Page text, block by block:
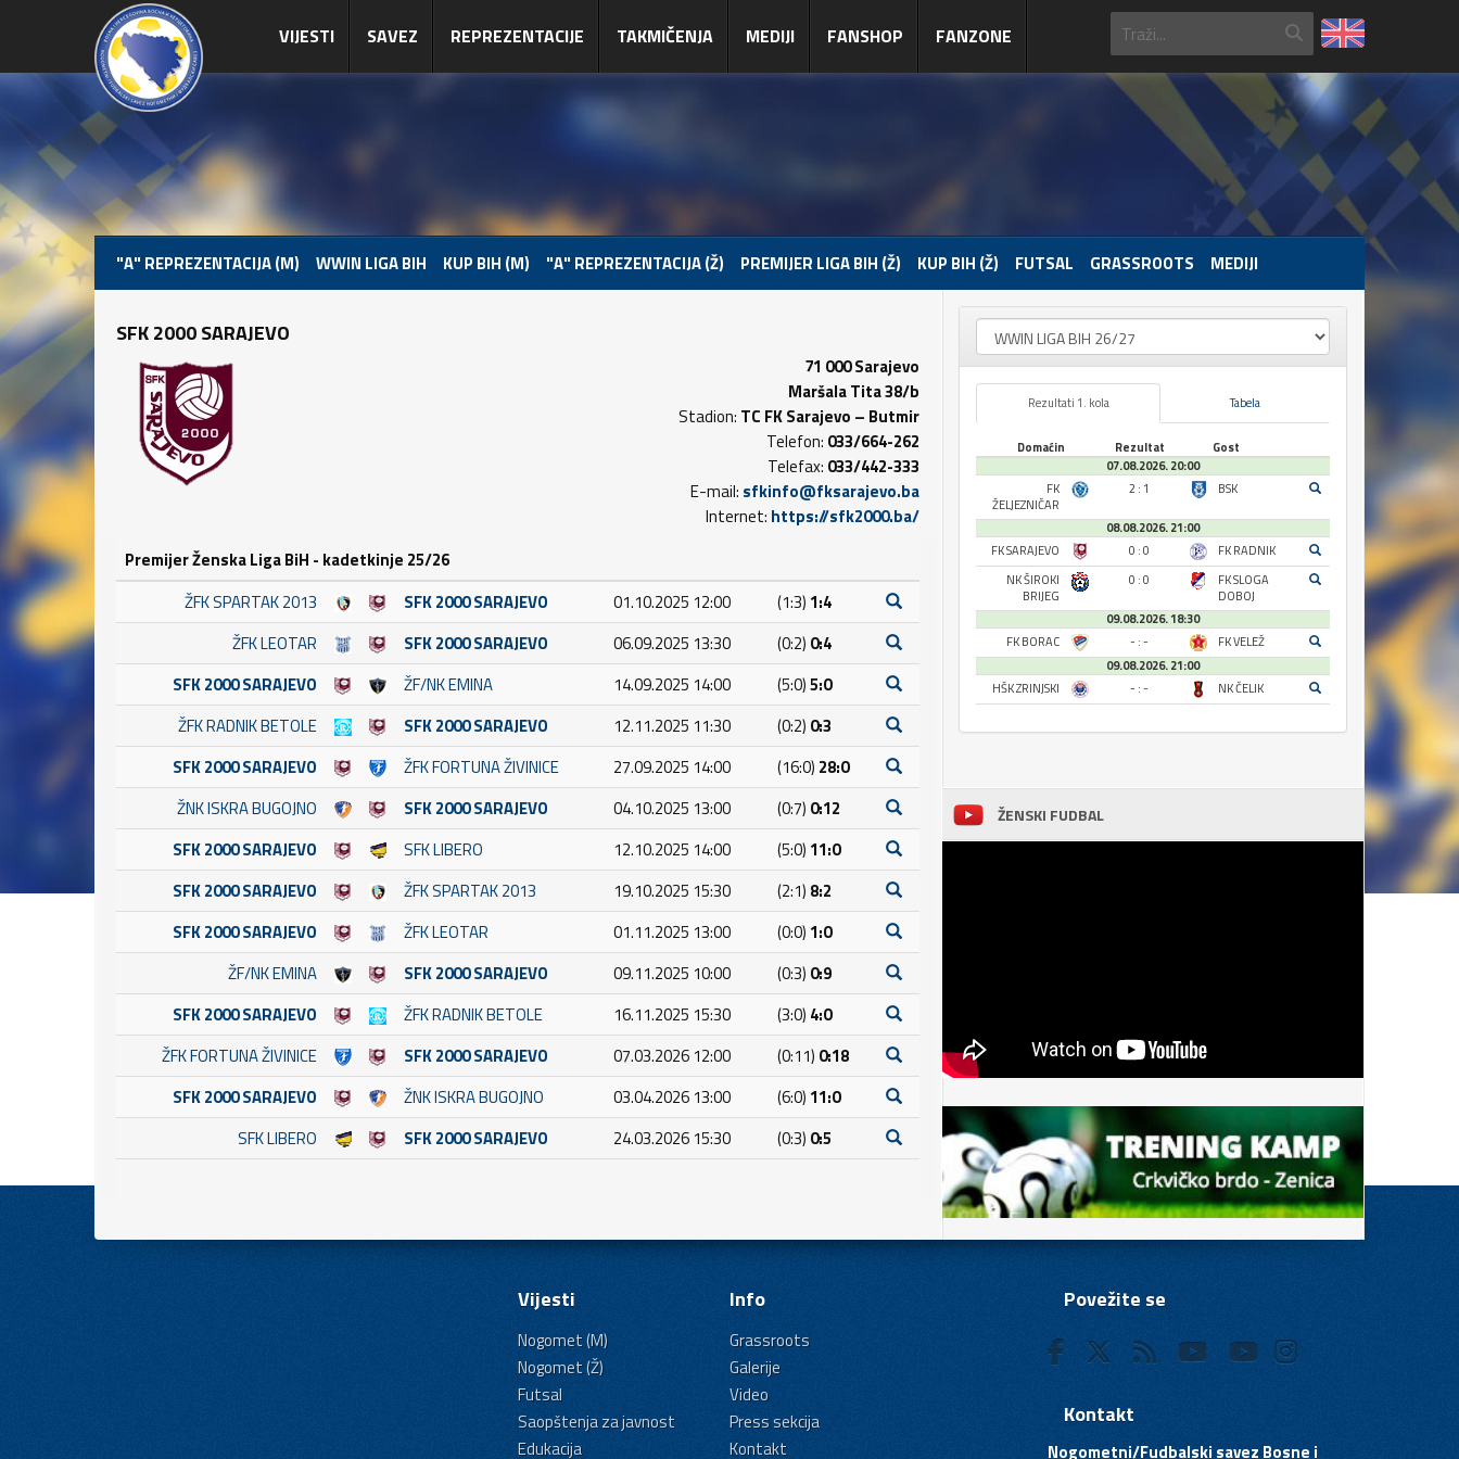
VIJESTI SAVEZ REPREZENTACIJE TAKMIČENJA MEDIJI FANSHOP FANZONE
"A" REPREZENTACIJA (M) WWIN LIGA BIH KUP BIH (M) "A" REPREZENTACIJA (Ž) PREMIJER LIGA BIH (Ž) KUP BIH (Ž) FUTSAL GRASSROOTS MEDIJI
SFK 2000 SARAJEVO
71 000 Sarajevo
Maršala Tita 38/b
Stadion: TC FK Sarajevo – Butmir
Telefon: 033/664-262
Telefax: 033/442-333
E-mail: sfkinfo@fksarajevo.ba
Internet: https://sfk2000.ba/
Premijer Ženska Liga BiH - kadetkinje 25/26
ŽFK SPARTAK 2013
SFK 2000 SARAJEVO 01.10.2025 12:00 (1:3) 1:4
ŽFK LEOTAR
SFK 2000 SARAJEVO 06.09.2025 13:30 (0:2) 0:4
SFK 2000 SARAJEVO
ŽF/NK EMINA 14.09.2025 14:00 (5:0)5:0
ŽFK RADNIK BETOLE
SFK 2000 SARAJEVO 12.11.2025 11:30 (0:2) 0:3
SFK 2000 SARAJEVO
ŽFK FORTUNA ŽIVINICE 27.09.2025 14:00 (16:0) 28:0
ŽNK ISKRA BUGOJNO
SFK 2000 SARAJEVO 04.10.2025 13:00 (0:7) 0:12
SFK 2000 SARAJEVO
SFK LIBERO 12.10.2025 14:00 (5:0) 11:0
SFK 2000 SARAJEVO
ŽFK SPARTAK 2013 19.10.2025 15:30 (2:1) 8:2
SFK 2000 SARAJEVO
ŽFK LEOTAR 01.11.2025 13:00 (0:0) 1:0
ŽF/NK EMINA
SFK 2000 SARAJEVO 09.11.2025 10:00 (0:3) 0:9
SFK 2000 SARAJEVO
ŽFK RADNIK BETOLE 16.11.2025 15:30 (3:0) 4:0
ŽFK FORTUNA ŽIVINICE
SFK 2000 SARAJEVO 07.03.2026 12:00 (0:11) 0:18
SFK 2000 SARAJEVO
ŽNK ISKRA BUGOJNO 03.04.2026 13:00 (6:0) 11:0
SFK LIBERO
SFK 2000 SARAJEVO 24.03.2026 15:30 (0:3) 0:5
Rezultati 1. kola Tabela
Domaćin Rezultat
Gost
07.08.2026. 20:00
FK
ŽELJEZNIČAR
2 : 1 BSK
08.08.2026. 21:00
FK SARAJEVO
0 : 0
FK RADNIK
NK ŠIROKI
BRIJEG
0 : 0
FK SLOGA
DOBOJ
09.08.2026. 18:30
FK BORAC
- : -
FK VELEŽ
09.08.2026. 21:00
HŠK ZRINJSKI
- : - NK ČELIK
ŽENSKI FUDBAL
Vijesti
Nogomet (M)
Nogomet (Ž)
Futsal
Saopštenja za javnost
Edukacija
Info
Grassroots
Galerije
Video
Press sekcija
Kontakt
Povežite se
Kontakt
Nogometni/Fudbalski savez Bosne i